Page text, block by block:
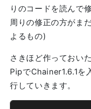
りのコードを読んで
周りの修正の方がま
よるもの)
さきほど作っておい
PipでChainer1.6.1
行していきます。